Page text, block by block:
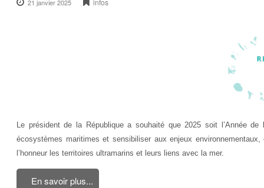
21 janvier 2025 infos
Le président de la République a souhaité que 2025 soit l’Année
écosystèmes maritimes et sensibiliser aux enjeux
l’honneur les territoires ultramarins et leurs liens avec la mer.
En savoir plus...